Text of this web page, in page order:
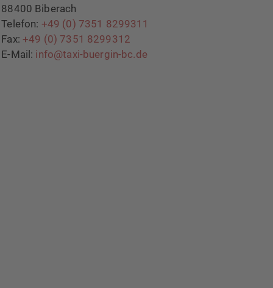
88400 Biberach
Telefon: +49 (0) 7351 8299311
Fax: +49 (0) 7351 8299312
E-Mail: info@taxi-buergin-bc.de